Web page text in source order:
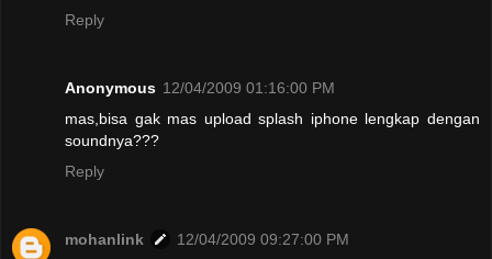
Reply
Anonymous 12/04/2009 01:16:00 PM
mas,bisa gak mas upload splash iphone lengkap dengan
soundnya???
Reply
mohanlink
12/04/2009 09:27:00 PM